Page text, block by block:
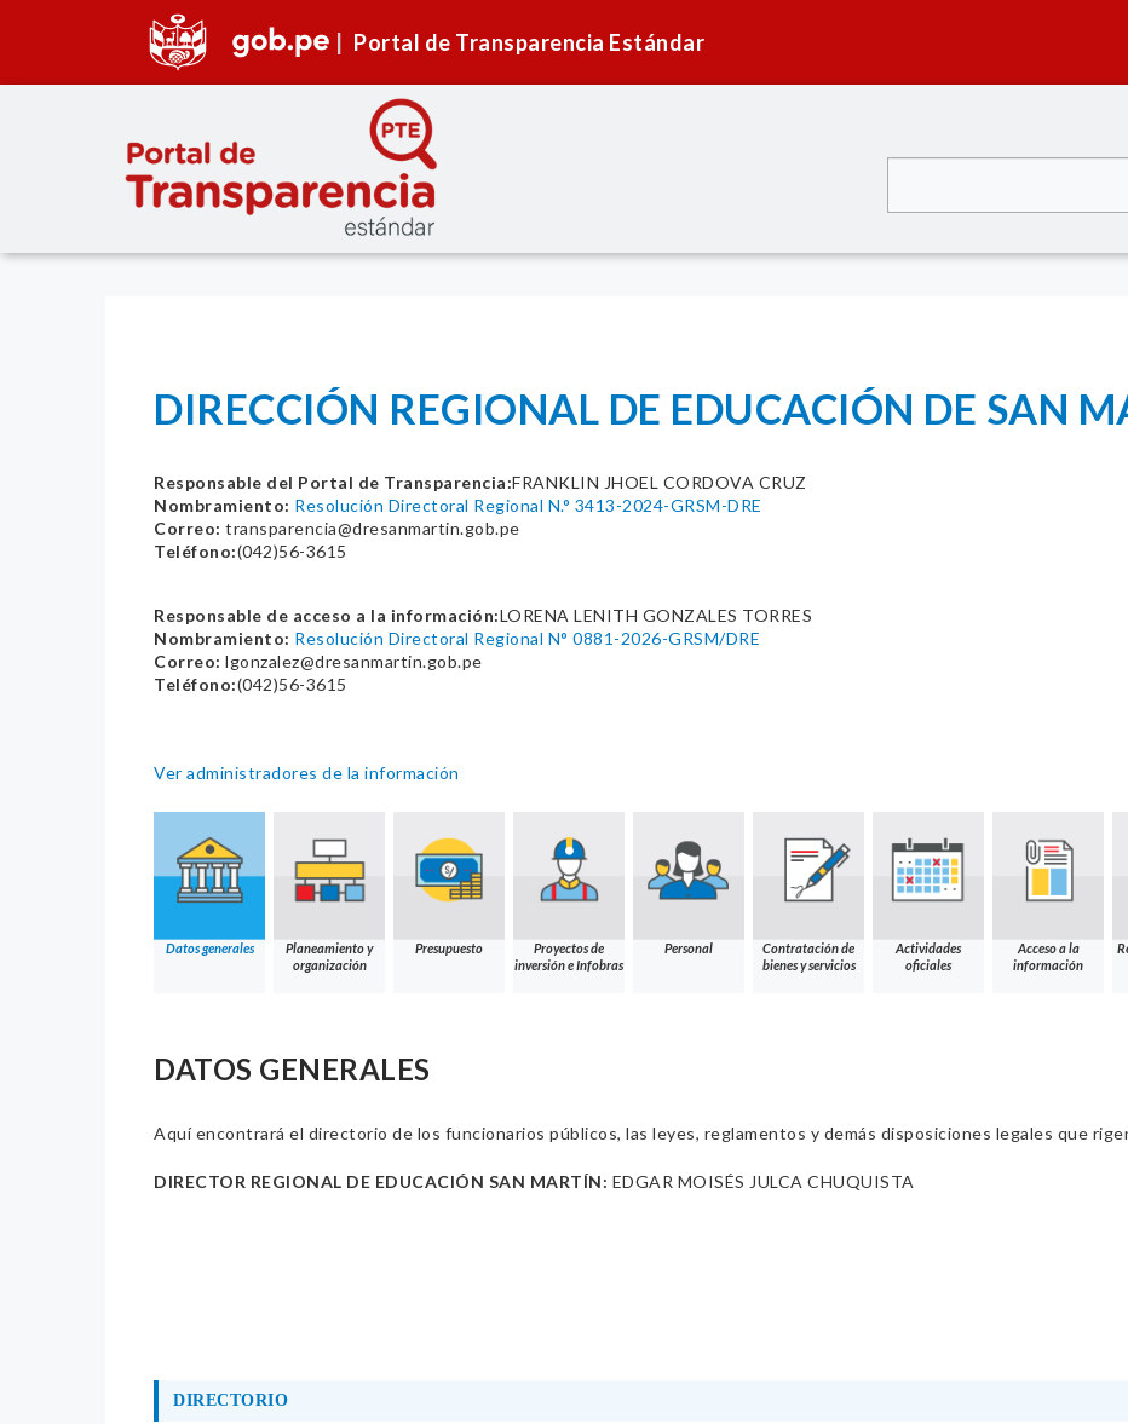
Portal de Transparencia Estándar
DIRECCIÓN REGIONAL DE EDUCACIÓN DE SAN
Responsable del Portal de Transparencia:FRANKLIN JHOEL CORDOVA CRUZ
Nombramiento: Resolución Directoral Regional N.° 3413-2024-GRSM-DRE
Correo: transparencia@dresanmartin.gob.pe
Teléfono:(042)56-3615
Responsable de acceso a la información:LORENA LENITH GONZALES TORRES
Nombramiento: Resolución Directoral Regional N° 0881-2026-GRSM/DRE
Correo: lgonzalez@dresanmartin.gob.pe
Teléfono:(042)56-3615
Ver administradores de la información
Datos generales
Planeamiento y
organización
Presupuesto
Proyectos de
inversión e Infobras
Personal
Contratación de
bienes y servicios
Actividades
oficiales
Acceso a la
información
DATOS GENERALES
Aquí encontrará el directorio de los funcionarios públicos, las leyes, reglamentos y demás disposiciones legales que
DIRECTOR REGIONAL DE EDUCACIÓN SAN MARTÍN: EDGAR MOISÉS JULCA CHUQUISTA
DIRECTORIO